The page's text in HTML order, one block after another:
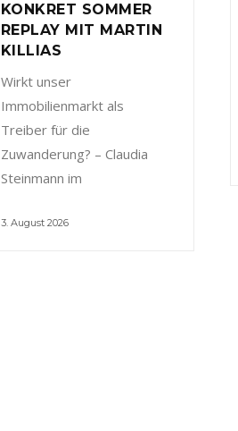
KONKRET SOMMER
REPLAY MIT MARTIN
KILLIAS
Wirkt unser
Immobilienmarkt als
Treiber für die
Zuwanderung? – Claudia
Steinmann im
3. August 2026